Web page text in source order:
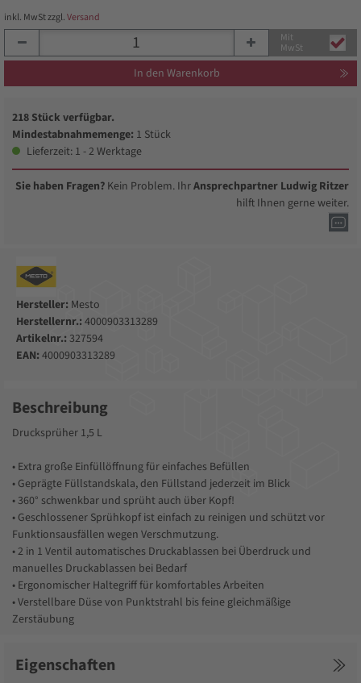
inkl. MwSt zzgl.Versand
Mit
MwSt
In den Warenkorb
218 Stück verfügbar.
Mindestabnahmemenge: 1 Stück
Lieferzeit: 1 - 2 Werktage
Sie haben Fragen? Kein Problem. IhrAnsprechpartner Ludwig Ritzer
hilft Ihnen gerne weiter.
Hersteller: Mesto
Herstellernr.: 4000903313289
Artikelnr.: 327594
EAN: 4000903313289
Beschreibung
Drucksprüher 1,5 L
• Extra große Einfüllöffnung für einfaches Befüllen
• Geprägte Füllstandskala, den Füllstand jederzeit im Blick
• 360° schwenkbar und sprüht auch über Kopf!
• Geschlossener Sprühkopf ist einfach zu reinigen und schützt vor
Funktionsausfällen wegen Verschmutzung.
• 2 in 1 Ventil automatisches Druckablassen bei Überdruck und
manuelles Druckablassen bei Bedarf
• Ergonomischer Haltegriff für komfortables Arbeiten
• Verstellbare Düse von Punktstrahl bis feine gleichmäßige
Zerstäubung
Eigenschaften